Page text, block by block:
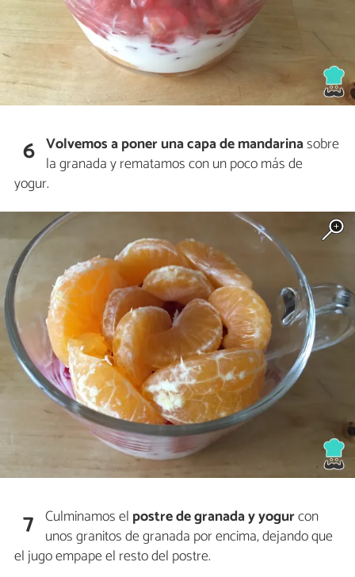
6 Volvemos a poner una capa de mandarinasobre
la granada y rematamos con un poco más de
yogur.
7 Culminamos el postre de granada y yogurcon
unos granitos de granada por encima, dejando que
el jugo empape el resto del postre.